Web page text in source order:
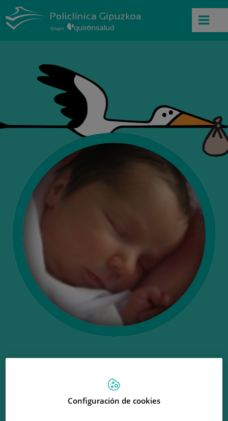
Ongi etorri Eider!
Eider Sánchez Iturria
Configuración de cookies